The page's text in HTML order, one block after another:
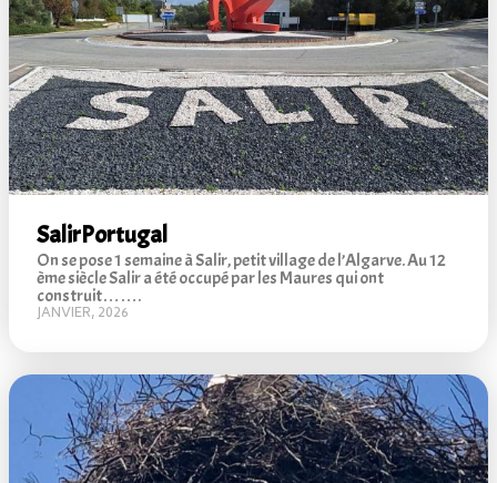
SalirPortugal
On se pose 1 semaine à Salir, petit village de l’Algarve. Au 12
ème siècle Salir a été occupé par les Maures qui ont
construit…….
JANVIER, 2026